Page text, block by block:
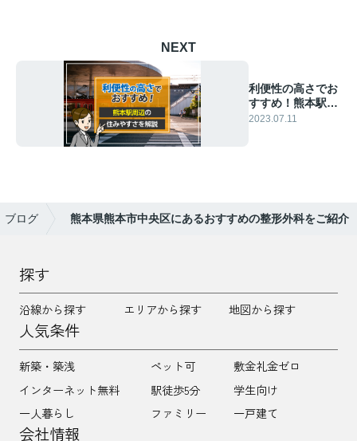
NEXT
利便性の高さでお
すすめ！熊本駅周
辺の住みやすさを
2023.07.11
ブログ 熊本県熊本市中央区にあるおすすめの整形外科をご紹介
探す
沿線から探す エリアから探す 地図から探す
人気条件
新築・築浅 ペット可
敷金礼金ゼロ
インターネット無料
駅徒歩5分
学生向け
一人暮らし
ファミリー 一戸建て
会社情報